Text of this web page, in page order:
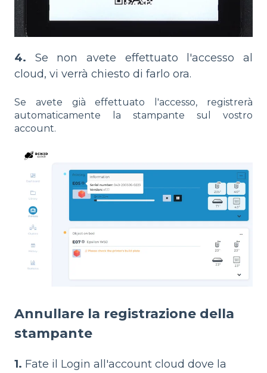
4. Se non avete effettuato l'accesso al
cloud, vi verrà chiesto di farlo ora.
Se avete già effettuato l'accesso, registrerà
automaticamente la stampante sul vostro
account.
Annullare la registrazione della
stampante
1. Fate il Login all'account cloud dove la